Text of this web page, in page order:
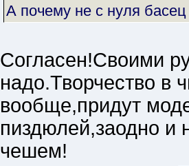
А почему не с нуля басец
Согласен!Своими
надо.Творчество в
вообще,придут
пиздюлей,заодно и
чешем!